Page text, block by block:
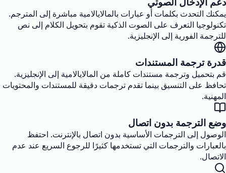
يمكنك التحدث بكلمات أو عبارات بالمالايالامية مباشرة إلى المترجم.
تكنولوجيا التعرف على الصوت الذكية تقوم بتحويل الكلام إلى نص
للترجمة الفورية إلى الإنجليزية.
قدرة ترجمة المستندات
قم بتحميل وترجمة مستندات كاملة من المالايالامية إلى الإنجليزية.
تحافظ على التنسيق بينما تقدم ترجمات دقيقة للمستندات والمحتويات
المهنية.
وضع الترجمة بدون اتصال
الوصول إلى الترجمات الأساسية بدون اتصال بالإنترنت. احتفظ
بالعبارات والترجمات التي تستخدمها كثيرًا للرجوع السريع عند عدم
الاتصال.